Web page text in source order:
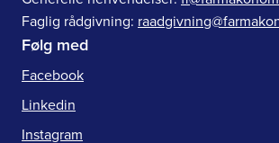
Faglig rådgivning:
Følg med
Facebook
Linkedin
Instagram